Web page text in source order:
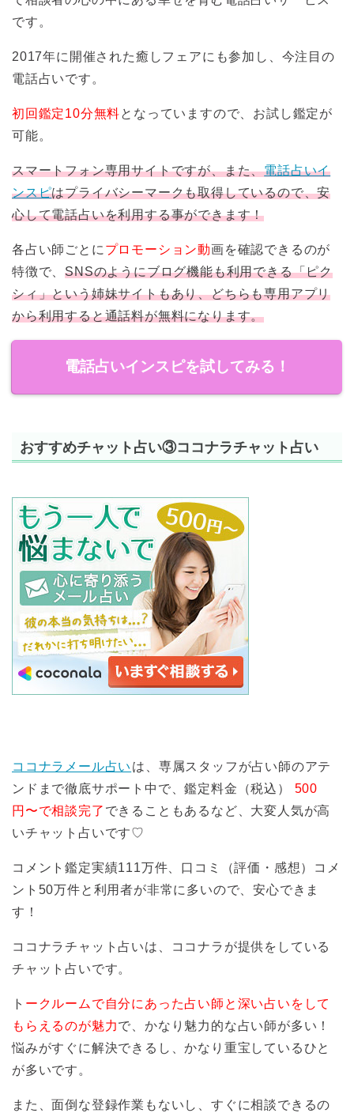
です。
2017年に開催された癒しフェアにも参加し、今注目の
電話占いです。
初回鑑定10分無料となっていますので、お試し鑑定が
可能。
スマートフォン専用サイトですが、また、電話占いイ
ンスピはプライバシーマークも取得しているので、安
心して電話占いを利用する事ができます！
各占い師ごとに プロモーション動画を確認できるのが
特徴で、SNSのようにブログ機能も利用できる「ピク
シィ」という姉妹サイトもあり、どちらも専用アプリ
から利用すると通話料が無料になります。
電話占いインスピを試してみる！
おすすめチャット占い③ココナラチャット占い
ココナラメール占い は、専属スタッフが占い師のアテ
ンドまで徹底サポート中で、鑑定料金（税込） 500
円〜で相談完了 できることもあるなど、大変人気が高
いチャット占いです♡
コメント鑑定実績111万件、口コミ（評価・感想）コメ
ント50万件と利用者が非常に多いので、安心できま
す！
ココナラチャット占いは、ココナラが提供をしている
チャット占いです。
ト ークルームで自分にあった占い師と深い占いをして
もらえるのが魅力で、かなり魅力的な占い師が多い！
悩みがすぐに解決できるし、かなり重宝しているひと
が多いです。
また、面倒な登録作業もないし、すぐに相談できるの